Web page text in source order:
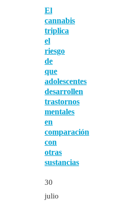
El
cannabis
triplica
el
riesgo
de
que
adolescentes
desarrollen
trastornos
mentales
en
comparación
con
otras
sustancias
30
julio